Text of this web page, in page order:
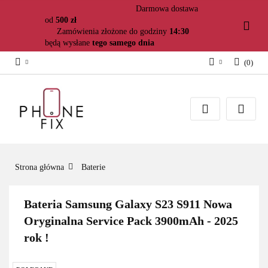
Darmowa dostawa
od 500 zł
Zamówienia złożone do godziny 14:30
będą wysłane tego samego dnia
Załóż konto
(0)
Strona główna Baterie
Bateria Samsung Galaxy S23 S911 Nowa
Oryginalna Service Pack 3900mAh - 2025
rok !